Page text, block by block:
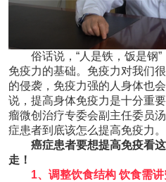
俗话说，“人是铁，饭是钢
免疫力的基础。免疫力对我们
的侵袭，免疫力强的人身体也
说，提高身体免疫力是十分重
瘤微创治疗专委会副主任委员
症患者到底该怎么提高免疫力。
癌症患者要想提高免疫看
走！
1、调整饮食结构 饮食需讲